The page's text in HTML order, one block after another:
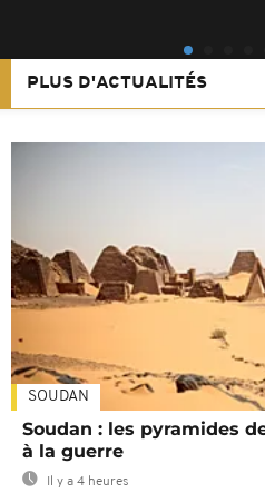
PLUS D'ACTUALITÉS
SOUDAN
Soudan : les pyramides
à la guerre
Il y a 4 heures